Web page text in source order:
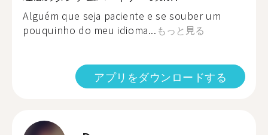
Alguém que seja paciente e se souber um
pouquinho do meu idioma... もっと見る
アプリをダウンロードする